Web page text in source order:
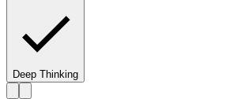
Deep Thinking